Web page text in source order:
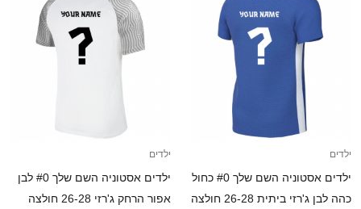
ילדים
ילדים אסטוניה השם שלך #0 כחול
כהה לבן ג'רזי ביתית 26-28 חולצה
ילדים
ילדים אסטוניה השם שלך #0 לבן
אפור הרחק ג'רזי 26-28 חולצה